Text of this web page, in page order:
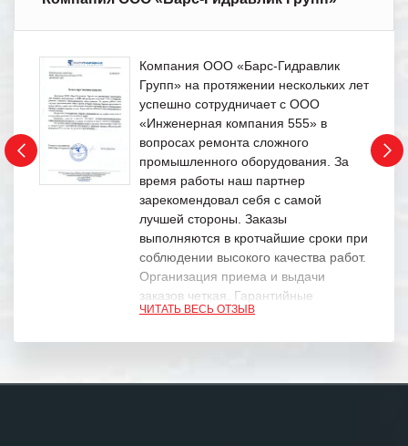
Компания ООО «Барс-Гидравлик
Групп» на протяжении нескольких лет
успешно сотрудничает с ООО
«Инженерная компания 555» в
вопросах ремонта сложного
промышленного оборудования. За
время работы наш партнер
зарекомендовал себя с самой
лучшей стороны. Заказы
выполняются в кротчайшие сроки при
соблюдении высокого качества работ.
Организация приема и выдачи
заказов четкая. Гарантийные
обязательства выполняются в
ЧИТАТЬ ВЕСЬ ОТЗЫВ